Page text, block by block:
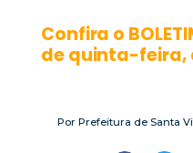
Confira o
de quinta-feira,
Por Prefeitura de Santa